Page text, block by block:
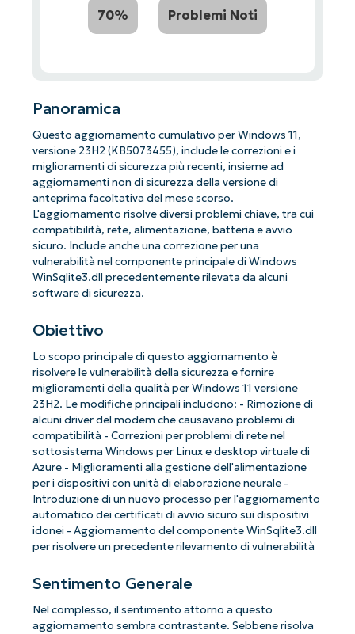
70% Problemi Noti
Panoramica
Questo aggiornamento cumulativo per Windows 11,
versione 23H2 (KB5073455), include le correzioni e i
miglioramenti di sicurezza più recenti, insieme ad
aggiornamenti non di sicurezza della versione di
anteprima facoltativa del mese scorso.
L'aggiornamento risolve diversi problemi chiave, tra cui
compatibilità, rete, alimentazione, batteria e avvio
sicuro. Include anche una correzione per una
vulnerabilità nel componente principale di Windows
WinSqlite3.dll precedentemente rilevata da alcuni
software di sicurezza.
Obiettivo
Lo scopo principale di questo aggiornamento è
risolvere le vulnerabilità della sicurezza e fornire
miglioramenti della qualità per Windows 11 versione
23H2. Le modifiche principali includono: - Rimozione di
alcuni driver del modem che causavano problemi di
compatibilità - Correzioni per problemi di rete nel
sottosistema Windows per Linux e desktop virtuale di
Azure - Miglioramenti alla gestione dell'alimentazione
per i dispositivi con unità di elaborazione neurale -
Introduzione di un nuovo processo per l'aggiornamento
automatico dei certificati di avvio sicuro sui dispositivi
idonei - Aggiornamento del componente WinSqlite3.dll
per risolvere un precedente rilevamento di vulnerabilità
Sentimento Generale
Nel complesso, il sentimento attorno a questo
aggiornamento sembra contrastante. Sebbene risolva